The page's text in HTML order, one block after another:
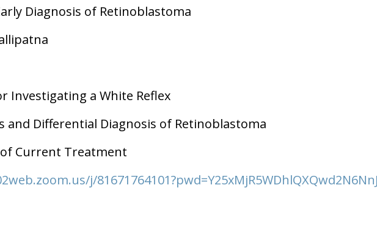
Diagnosis of Retinoblastoma
Investigating a White Reflex
and Differential Diagnosis of Retinoblastoma
Current Treatment
j/